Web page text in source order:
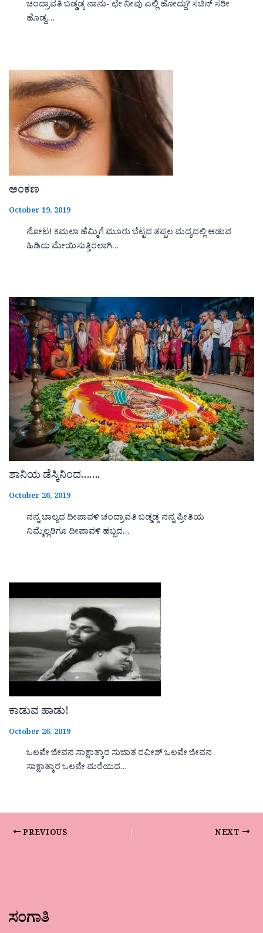
ಚಂದ್ರಾವತಿ ಬಡ್ಡಡ್ಕ ನಾನು- ಛೇ ನೀವು ಎಲ್ಲಿ ಹೋದ್ದು? ಸಚಿನ್ ಸರೀ
ಹೊಡ್ದ,…
ಅಂಕಣ
October 19, 2019
ನೋಟ! ಕಮಲಾ ಹೆಮ್ಮಿಗೆ ಮೂರು ಬೆಟ್ಟದ ತಪ್ಪಲ ಮದ್ಯದಲ್ಲಿ ಆಡುವ
ಹಿಡಿದು ಮೇಯಿಸುತ್ತಿರಲಾಗಿ…
ಶಾನಿಯ ಡೆಸ್ಕಿನಿಂದ…….
October 26, 2019
ನನ್ನ ಬಾಲ್ಯದ ದೀಪಾವಳಿ ಚಂದ್ರಾವತಿ ಬಡ್ಡಡ್ಕ ನನ್ನ ಪ್ರೀತಿಯ
ನಿಮ್ಮೆಲ್ಲರಿಗೂ ದೀಪಾವಳಿ ಹಬ್ಬದ…
ಕಾಡುವ ಹಾಡು!
October 26, 2019
ಒಲವೇ ಜೀವನ ಸಾಕ್ಷಾತ್ಕಾರ ಸುಜಾತ ರವೀಶ್ ಒಲವೇ ಜೀವನ
ಸಾಕ್ಷಾತ್ಕಾರ ಒಲವೇ ಮರೆಯದ…
PREVIOUS NEXT
ಸಂಗಾತಿ